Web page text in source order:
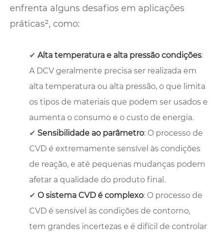
enfrenta alguns desafios em aplicações
práticas², como:
✔ Alta temperatura e alta pressão condições:
A DCV geralmente precisa ser realizada em
alta temperatura ou alta pressão, o que limita
os tipos de materiais que podem ser usados ​​e
aumenta o consumo e o custo de energia.
✔ Sensibilidade ao parâmetro: O processo de
CVD é extremamente sensível às condições
de reação, e até pequenas mudanças podem
afetar a qualidade do produto final.
✔ O sistema CVD é complexo: O processo de
CVD é sensível às condições de contorno,
tem grandes incertezas e é difícil de controlar